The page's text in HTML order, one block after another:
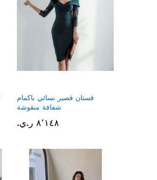
فستان قصير نسائي باكمام
شفافة منقوشة
٨٬١٤٨ ر.ي.‏